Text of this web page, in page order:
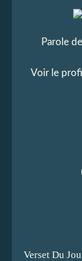
Verset Du
Parole
Voir le